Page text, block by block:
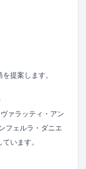
提案します。
ァラッティ・アン
フェルラ・ダニエ
います。